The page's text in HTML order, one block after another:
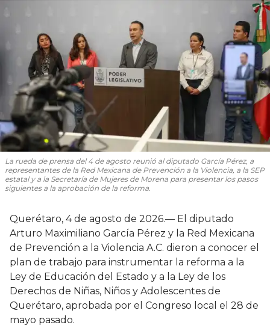
La rueda de prensa del 4 de agosto reunió al diputado García Pérez, a
representantes de la Red Mexicana de Prevención a la Violencia, a la SEP
estatal y a la Secretaría de Mujeres de Morena para presentar los pasos
siguientes a la aprobación de la reforma.
Querétaro, 4 de agosto de 2026.— El diputado
Arturo Maximiliano García Pérez y la Red Mexicana
de Prevención a la Violencia A.C. dieron a conocer el
plan de trabajo para instrumentar la reforma a la
Ley de Educación del Estado y a la Ley de los
Derechos de Niñas, Niños y Adolescentes de
Querétaro, aprobada por el Congreso local el 28 de
mayo pasado.